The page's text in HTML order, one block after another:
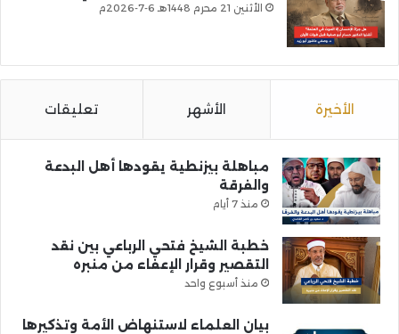
الأثنين 21 محرم 1448هـ 6-7-2026م
الأخيرة الأشهر تعليقات
مباهلة بيزنطية يقودها أهل البدعة
والفرقة
منذ 7 أيام
خطبة الشيخ فتحي الرباعي بين نقد
التقصير وقرار الإعفاء من منبره
منذ أسبوع واحد
بيان العلماء لاستنهاض الأمة وتذكيرها